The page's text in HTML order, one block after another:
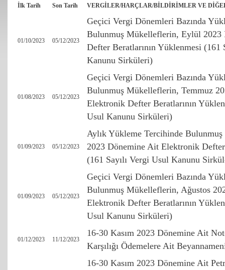
İlk Tarih Son Tarih VERGİLER/HARÇLAR/BİLDİRİMLER VE
01/10/2023 05/12/2023
Geçici Vergi Dönemleri Bazında
Bulunmuş Mükelleflerin, Eylül
Defter Beratlarının Yüklenmesi (161
Kanunu Sirküleri)
01/08/2023 05/12/2023
Geçici Vergi Dönemleri Bazında
Bulunmuş Mükelleflerin, Temmuz
Elektronik Defter Beratlarının
Usul Kanunu Sirküleri)
01/09/2023 05/12/2023
Aylık Yükleme Tercihinde
2023 Dönemine Ait Elektronik
(161 Sayılı Vergi Usul Kanunu
01/09/2023 05/12/2023
Geçici Vergi Dönemleri Bazında
Bulunmuş Mükelleflerin, Ağustos
Elektronik Defter Beratlarının
Usul Kanunu Sirküleri)
01/12/2023 11/12/2023
16-30 Kasım 2023 Dönemine Ait
Karşılığı Ödemelere Ait
16-30 Kasım 2023 Dönemine Ait